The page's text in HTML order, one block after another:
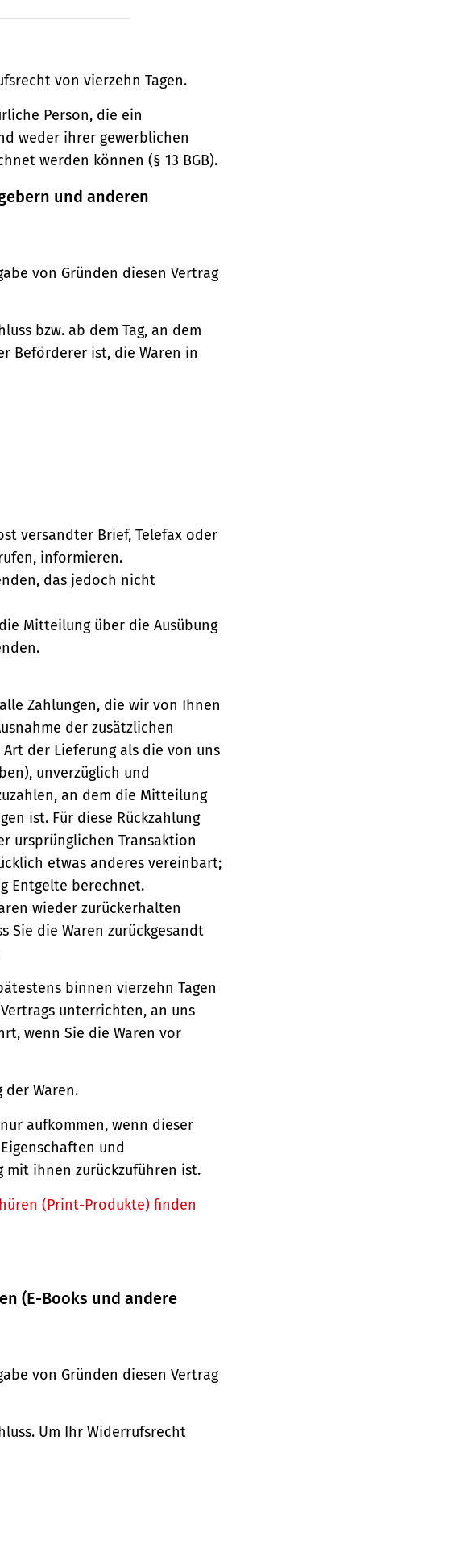
von vierzehn Tagen.
Person, die ein
weder ihrer gewerblichen
werden können (§ 13 BGB).
und anderen
von Gründen diesen Vertrag
bzw. ab dem Tag, an dem
Beförderer ist, die Waren in
versandter Brief, Telefax oder
informieren.
das jedoch nicht
Mitteilung über die Ausübung
Zahlungen, die wir von Ihnen
der zusätzlichen
der Lieferung als die von uns
unverzüglich und
an dem die Mitteilung
ist. Für diese Rückzahlung
ursprünglichen Transaktion
etwas anderes vereinbart;
Entgelte berechnet.
wieder zurückerhalten
Sie die Waren zurückgesandt
binnen vierzehn Tagen
unterrichten, an uns
wenn Sie die Waren vor
Waren.
aufkommen, wenn dieser
und
mit ihnen zurückzuführen ist.
(Print-Produkte) finden
(E-Books und andere
von Gründen diesen Vertrag
Um Ihr Widerrufsrecht